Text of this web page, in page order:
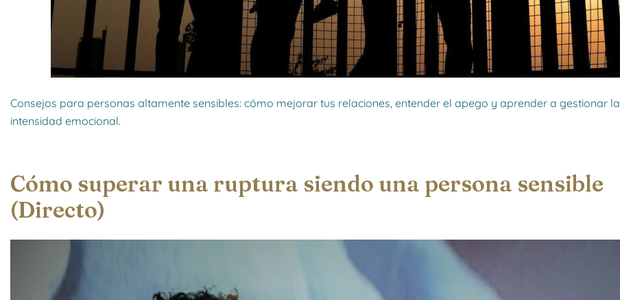
Consejos para personas altamente sensibles: cómo mejorar tus relaciones, entender el apego y aprender a gestionar la
intensidad emocional.
Cómo superar una ruptura siendo una persona sensible
(Directo)